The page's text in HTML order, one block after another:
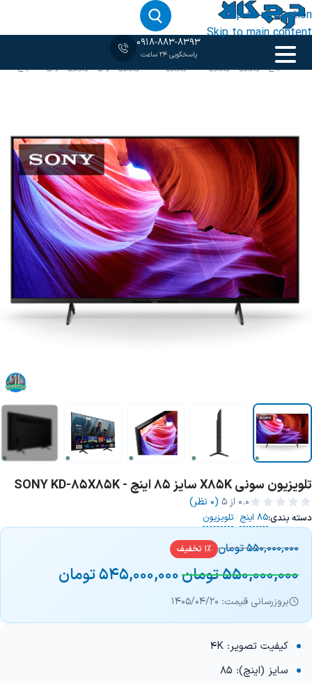
Skip to navigation
Skip to main content
0918-883-8393
پاسخگویی 24 ساعت
خانه‹85 اینج /تلویزیون/تلویزیون 4K /تلویزیون LED /تلویزیون سونی/تلویزیون سونی 85 اینچ
+3 تصویر تلویزیون سونی X85K سایز 85 اینچ - SONY KD-85X85K
0.0 از ۵ (0 نظر)
دسته بندی:85 اینج /تلویزیون
550,000,000تومان 1% تخفیف
550,000,000تومان545,000,000تومان
بروزرسانی قیمت: 1405/04/20
کیفیت تصویر: 4K
سایز (اینچ): 85